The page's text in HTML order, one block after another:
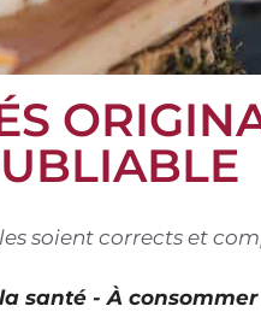
soient corrects et
santé - À